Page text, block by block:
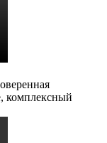
комплексный